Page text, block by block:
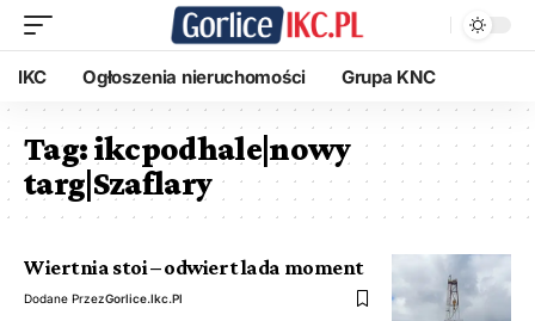
IKC Ogłoszenia nieruchomości Grupa KNC
Tag:ikcpodhale|nowy
targ|Szaflary
Wiertnia stoi – odwiert lada moment
Dodane PrzezGorlice.ikc.pl